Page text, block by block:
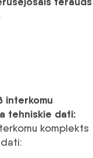
komplekts